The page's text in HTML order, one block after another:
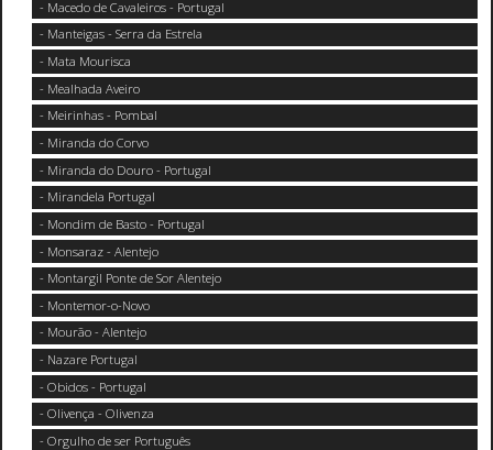
- Macedo de Cavaleiros - Portugal
- Manteigas - Serra da Estrela
- Mata Mourisca
- Mealhada Aveiro
- Meirinhas - Pombal
- Miranda do Corvo
- Miranda do Douro - Portugal
- Mirandela Portugal
- Mondim de Basto - Portugal
- Monsaraz - Alentejo
- Montargil Ponte de Sor Alentejo
- Montemor-o-Novo
- Mourão - Alentejo
- Nazare Portugal
- Obidos - Portugal
- Olivença - Olivenza
- Orgulho de ser Português